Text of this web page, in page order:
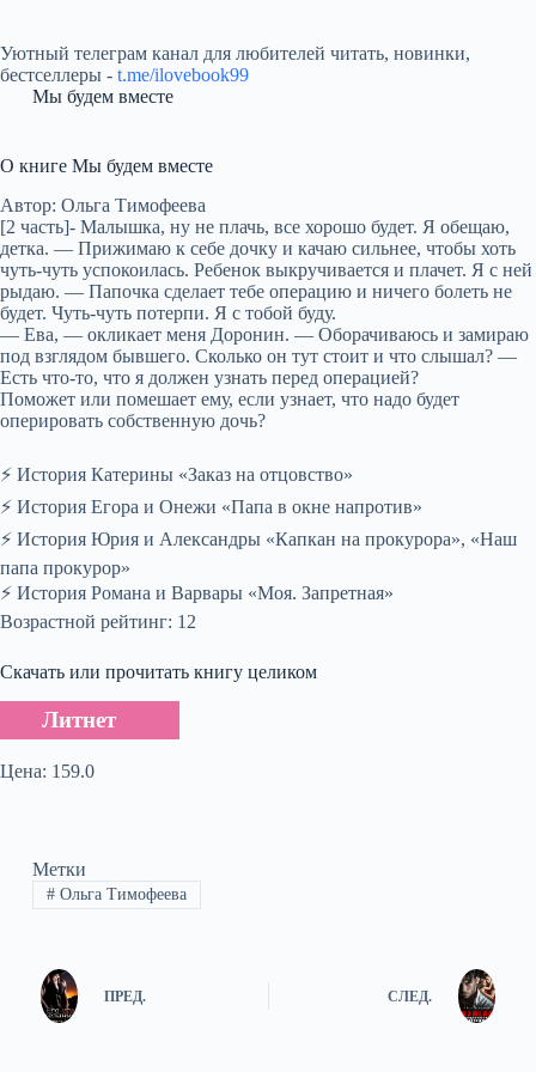
Уютный телеграм канал для любителей читать, новинки,
бестселлеры - t.me/ilovebook99
Мы будем вместе
О книге Мы будем вместе
Автор: Ольга Тимофеева
[2 часть]- Малышка, ну не плачь, все хорошо будет. Я обещаю,
детка. — Прижимаю к себе дочку и качаю сильнее, чтобы хоть
чуть-чуть успокоилась. Ребенок выкручивается и плачет. Я с ней
рыдаю. — Папочка сделает тебе операцию и ничего болеть не
будет. Чуть-чуть потерпи. Я с тобой буду.
— Ева, — окликает меня Доронин. — Оборачиваюсь и замираю
под взглядом бывшего. Сколько он тут стоит и что слышал? —
Есть что-то, что я должен узнать перед операцией?
Поможет или помешает ему, если узнает, что надо будет
оперировать собственную дочь?
⚡ История Катерины «Заказ на отцовство»
⚡ История Егора и Онежи «Папа в окне напротив»
⚡ История Юрия и Александры «Капкан на прокурора», «Наш
папа прокурор»
⚡ История Романа и Варвары «Моя. Запретная»
Возрастной рейтинг: 12
Скачать или прочитать книгу целиком
Литнет
Цена: 159.0
Метки
#Ольга Тимофеева
ПРЕД. СЛЕД.